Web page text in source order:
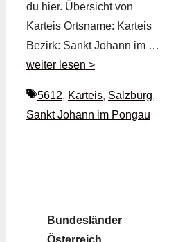
du hier. Übersicht von
Karteis Ortsname: Karteis
Bezirk: Sankt Johann im …
weiter lesen >
Schlagwörter
5612, Karteis, Salzburg,
Sankt Johann im Pongau
Bundesländer
Österreich